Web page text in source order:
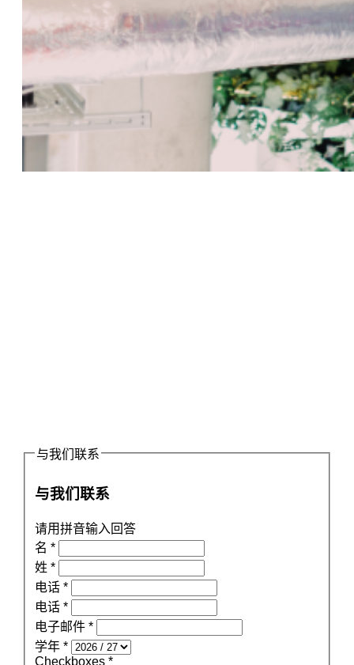
与我们联系
与我们联系
请用拼音输入回答
名 *
姓 *
电话 *
电话 *
电子邮件 *
学年 *
Checkboxes *